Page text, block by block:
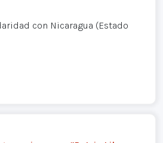
con Nicaragua (Estado